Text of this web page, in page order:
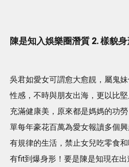
陳是知入娛樂圈潛質 2. 樣貌
吳君如愛女可謂愈大愈靚，屬鬼
性感，不時與朋友出海，更以比
充滿健康美，原來都是媽媽的功
單每年豪花百萬為愛女報讀多個
有規律的生活，禁止女兒吃零食
有fit到爆身形！要是陳是知現在